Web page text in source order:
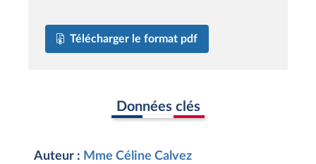
Télécharger le format pdf
Données clés
Auteur : Mme Céline Calvez